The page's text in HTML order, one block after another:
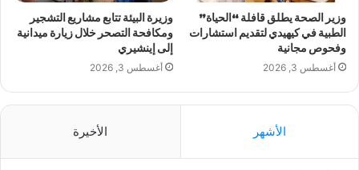
وزير الصحة يطلق قافلة “الحياة”
الطبية في كيهيدي لتقديم استشارات
وفحوص مجانية
أغسطس 3, 2026
وزيرة البيئة تتابع مشاريع التشجير
ومكافحة التصحر خلال زيارة ميدانية
إلى إينشيري
أغسطس 3, 2026
الأشهر الأخيرة